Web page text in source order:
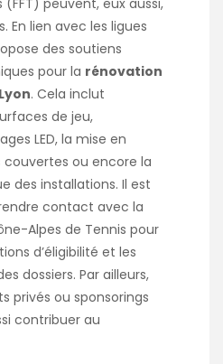
En lien avec les ligues
des soutiens
pour la rénovation
. Cela inclut
de jeu,
LED, la mise en
ou encore la
des installations. Il est
contact avec la
Alpes de Tennis pour
d’éligibilité et les
dossiers. Par ailleurs,
privés ou sponsorings
contribuer au